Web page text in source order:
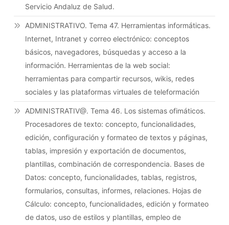
Servicio Andaluz de Salud.
ADMINISTRATIVO. Tema 47. Herramientas informáticas.
Internet, Intranet y correo electrónico: conceptos
básicos, navegadores, búsquedas y acceso a la
información. Herramientas de la web social:
herramientas para compartir recursos, wikis, redes
sociales y las plataformas virtuales de teleformación
ADMINISTRATIV@. Tema 46. Los sistemas ofimáticos.
Procesadores de texto: concepto, funcionalidades,
edición, configuración y formateo de textos y páginas,
tablas, impresión y exportación de documentos,
plantillas, combinación de correspondencia. Bases de
Datos: concepto, funcionalidades, tablas, registros,
formularios, consultas, informes, relaciones. Hojas de
Cálculo: concepto, funcionalidades, edición y formateo
de datos, uso de estilos y plantillas, empleo de